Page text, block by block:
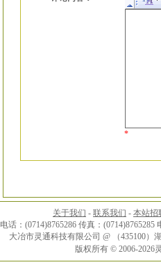
*
关于我们 - 联系我们 - 本站招
电话：(0714)8765286 传真：(0714)8765285
大冶市灵通科技有限公司 @ （435100
版权所有 © 2006-2026